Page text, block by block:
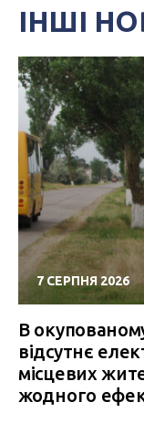
ІНШІ
7 СЕРПНЯ 2026
В
відсутнє
місцевих
жодного